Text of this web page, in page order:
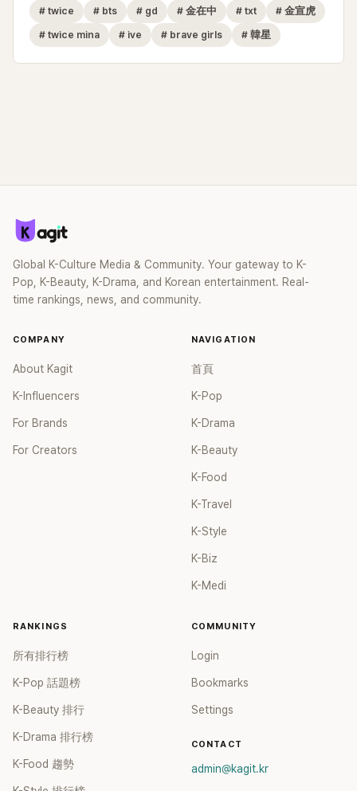
# twice # bts # gd # 金在中 # txt # 金宣虎
# twice mina # ive # brave girls # 韓星
Global K-Culture Media & Community. Your gateway to K-
Pop, K-Beauty, K-Drama, and Korean entertainment. Real-
time rankings, news, and community.
COMPANY
About Kagit
K-Influencers
For Brands
For Creators
NAVIGATION
首頁
K-Pop
K-Drama
K-Beauty
K-Food
K-Travel
K-Style
K-Biz
K-Medi
RANKINGS
所有排行榜
K-Pop 話題榜
K-Beauty 排行
K-Drama 排行榜
K-Food 趨勢
COMMUNITY
Login
Bookmarks
Settings
CONTACT
admin@kagit.kr